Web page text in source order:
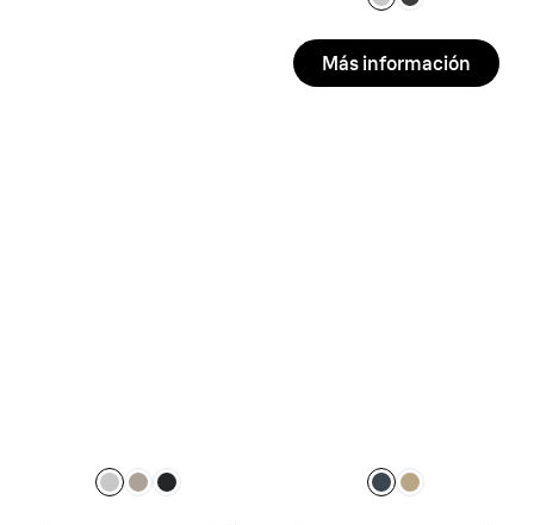
Más información